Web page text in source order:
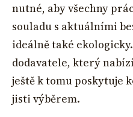
nutné, aby všechny
souladu s aktuálními
ideálně také
dodavatele, který
ještě k tomu poskytuje
jisti výběrem.